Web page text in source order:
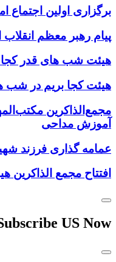
برگزاری اولین اجتماع
پیام رهبر معظم
هیئت شب های قدر کجا
هیئت کجا بریم در شب
مجمع‌الذاکرین
آموزش مداحی
عمامه گذاری فرزند
افتتاح مجمع
US Now